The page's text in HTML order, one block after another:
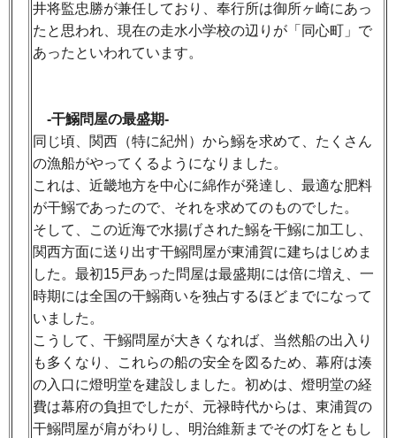
井将監忠勝が兼任しており、奉行所は御所ヶ崎にあっ
たと思われ、現在の走水小学校の辺りが「同心町」で
あったといわれています。
-干鰯問屋の最盛期-
同じ頃、関西（特に紀州）から鰯を求めて、たくさん
の漁船がやってくるようになりました。
これは、近畿地方を中心に綿作が発達し、最適な肥料
が干鰯であったので、それを求めてのものでした。
そして、この近海で水揚げされた鰯を干鰯に加工し、
関西方面に送り出す干鰯問屋が東浦賀に建ちはじめま
した。最初15戸あった問屋は最盛期には倍に増え、一
時期には全国の干鰯商いを独占するほどまでになって
いました。
こうして、干鰯問屋が大きくなれば、当然船の出入り
も多くなり、これらの船の安全を図るため、幕府は湊
の入口に燈明堂を建設しました。初めは、燈明堂の経
費は幕府の負担でしたが、元禄時代からは、東浦賀の
干鰯問屋が肩がわりし、明治維新までその灯をともし